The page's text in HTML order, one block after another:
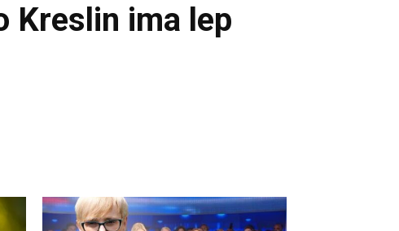
Kreslin ima lep